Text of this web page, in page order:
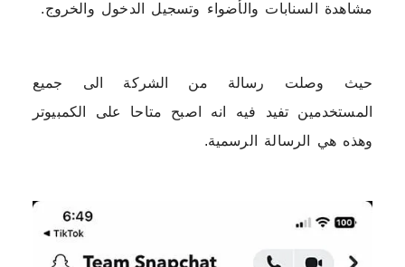
مشاهدة السنابات والأضواء وتسجيل الدخول والخروج.
حيث وصلت رسالة من الشركة الى جميع
المستخدمين تفيد فيه انه اصبح متاحا على الكمبيوتر
وهذه هي الرسالة الرسمية.